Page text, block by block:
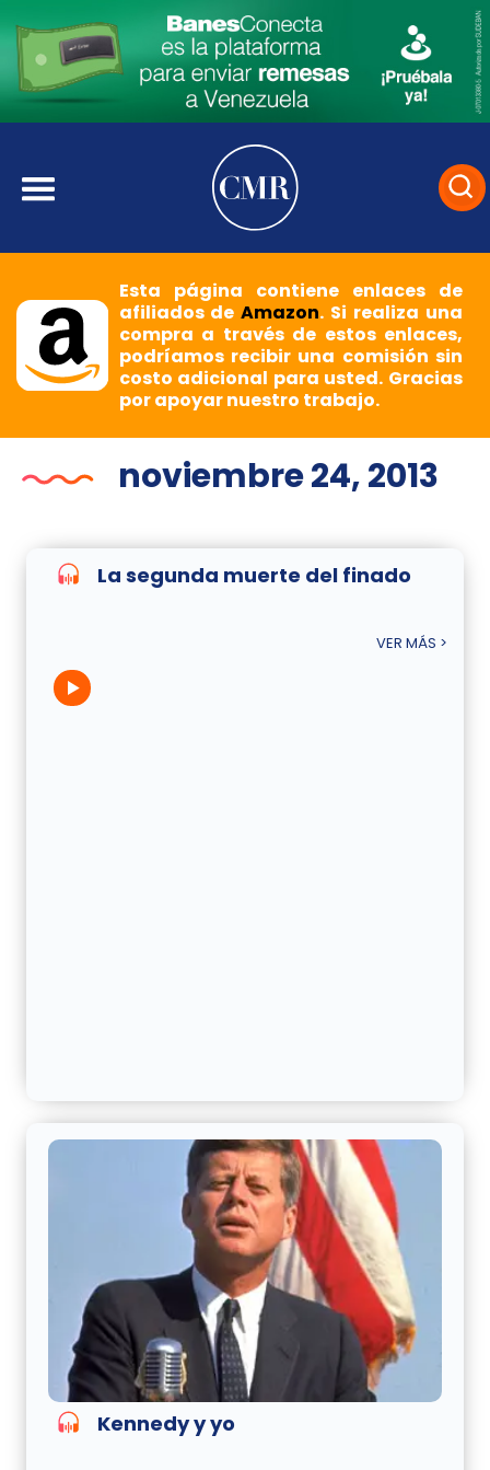
Esta página contiene enlaces de
afiliados deAmazon. Si realiza una
compra a través de estos enlaces,
podríamos recibir una comisión sin
costo adicional para usted. Gracias
por apoyar nuestro trabajo.
noviembre 24, 2013
La segunda muerte del finado
VER MÁS >
Kennedy y yo